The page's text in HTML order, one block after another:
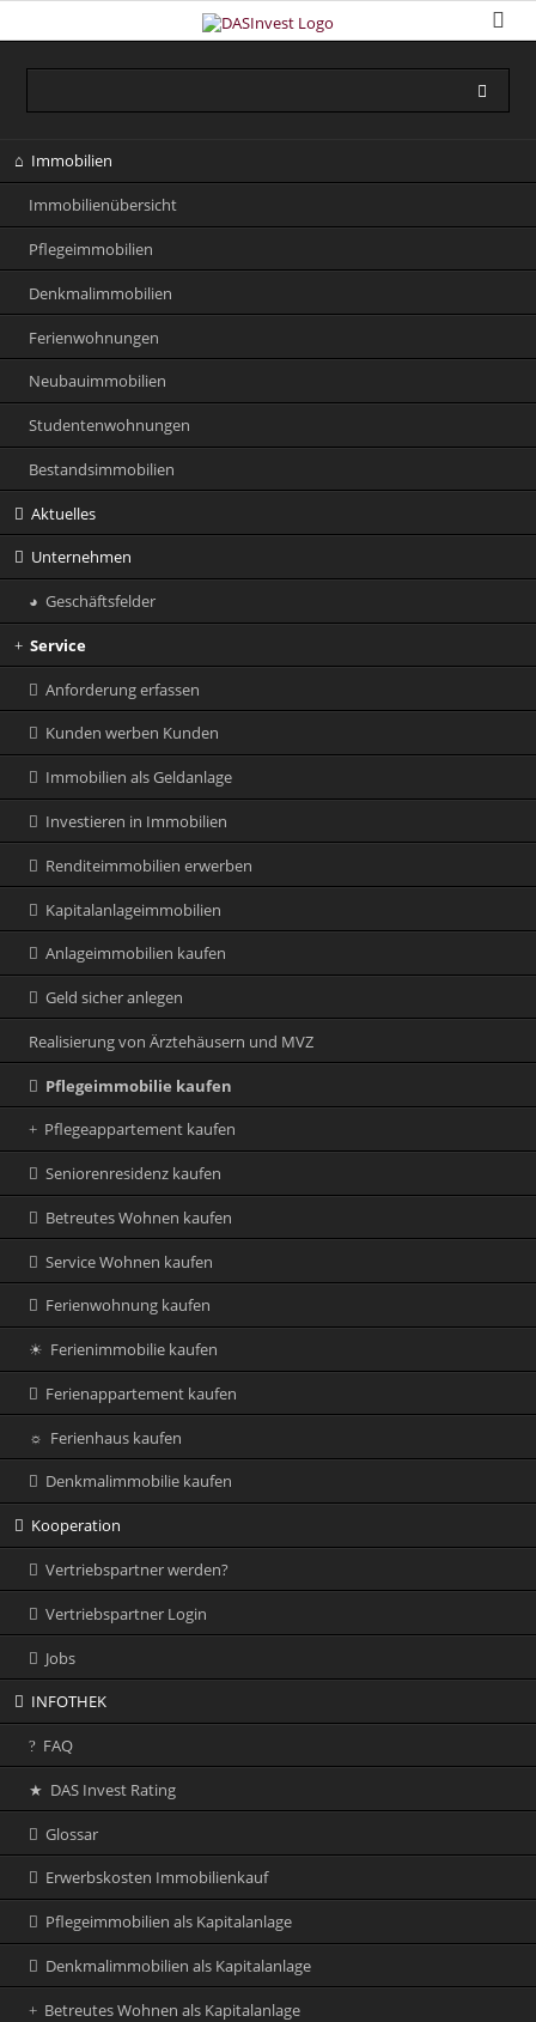
Navigation
überspringen
Immobilien
Immobilienübersicht
Pflegeimmobilien
Denkmalimmobilien
Ferienwohnungen
Neubauimmobilien
Studentenwohnungen
Bestandsimmobilien
Aktuelles
Unternehmen
Geschäftsfelder
Service
Anforderung erfassen
Kunden werben Kunden
Immobilien als Geldanlage
Investieren in Immobilien
Renditeimmobilien erwerben
Kapitalanlageimmobilien
Anlageimmobilien kaufen
Geld sicher anlegen
Realisierung von Ärztehäusern und MVZ
Pflegeimmobilie kaufen
Pflegeappartement kaufen
Seniorenresidenz kaufen
Betreutes Wohnen kaufen
Service Wohnen kaufen
Ferienwohnung kaufen
Ferienimmobilie kaufen
Ferienappartement kaufen
Ferienhaus kaufen
Denkmalimmobilie kaufen
Kooperation
Vertriebspartner werden?
Vertriebspartner Login
Jobs
INFOTHEK
FAQ
DAS Invest Rating
Glossar
Erwerbskosten Immobilienkauf
Pflegeimmobilien als Kapitalanlage
Denkmalimmobilien als Kapitalanlage
Betreutes Wohnen als Kapitalanlage